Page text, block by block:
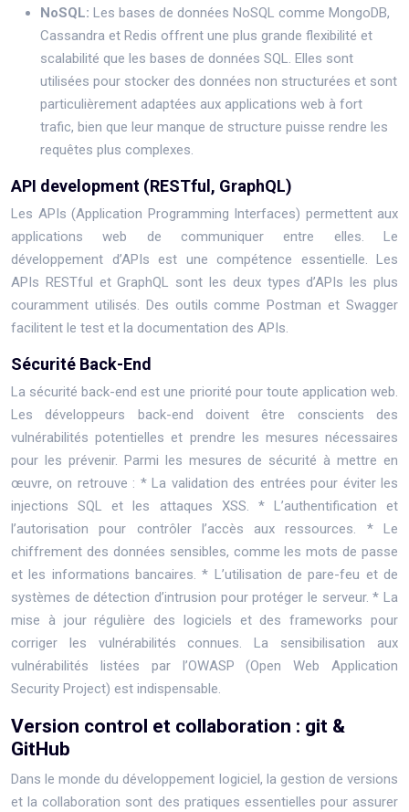
NoSQL: Les bases de données NoSQL comme MongoDB,
Cassandra et Redis offrent une plus grande flexibilité et
scalabilité que les bases de données SQL. Elles sont
utilisées pour stocker des données non structurées et sont
particulièrement adaptées aux applications web à fort
trafic, bien que leur manque de structure puisse rendre les
requêtes plus complexes.
API development (RESTful, GraphQL)
Les APIs (Application Programming Interfaces) permettent aux
applications web de communiquer entre elles. Le
développement d’APIs est une compétence essentielle. Les
APIs RESTful et GraphQL sont les deux types d’APIs les plus
couramment utilisés. Des outils comme Postman et Swagger
facilitent le test et la documentation des APIs.
Sécurité Back-End
La sécurité back-end est une priorité pour toute application web.
Les développeurs back-end doivent être conscients des
vulnérabilités potentielles et prendre les mesures nécessaires
pour les prévenir. Parmi les mesures de sécurité à mettre en
œuvre, on retrouve : * La validation des entrées pour éviter les
injections SQL et les attaques XSS. * L’authentification et
l’autorisation pour contrôler l’accès aux ressources. * Le
chiffrement des données sensibles, comme les mots de passe
et les informations bancaires. * L’utilisation de pare-feu et de
systèmes de détection d’intrusion pour protéger le serveur. * La
mise à jour régulière des logiciels et des frameworks pour
corriger les vulnérabilités connues. La sensibilisation aux
vulnérabilités listées par l’OWASP (Open Web Application
Security Project) est indispensable.
Version control et collaboration : git &
GitHub
Dans le monde du développement logiciel, la gestion de versions
et la collaboration sont des pratiques essentielles pour assurer